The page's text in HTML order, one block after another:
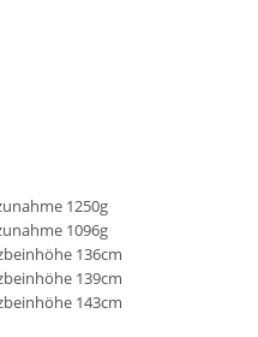
1250g
1096g
136cm
139cm
143cm